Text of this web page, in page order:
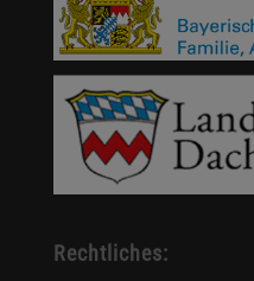
Rechtliches: